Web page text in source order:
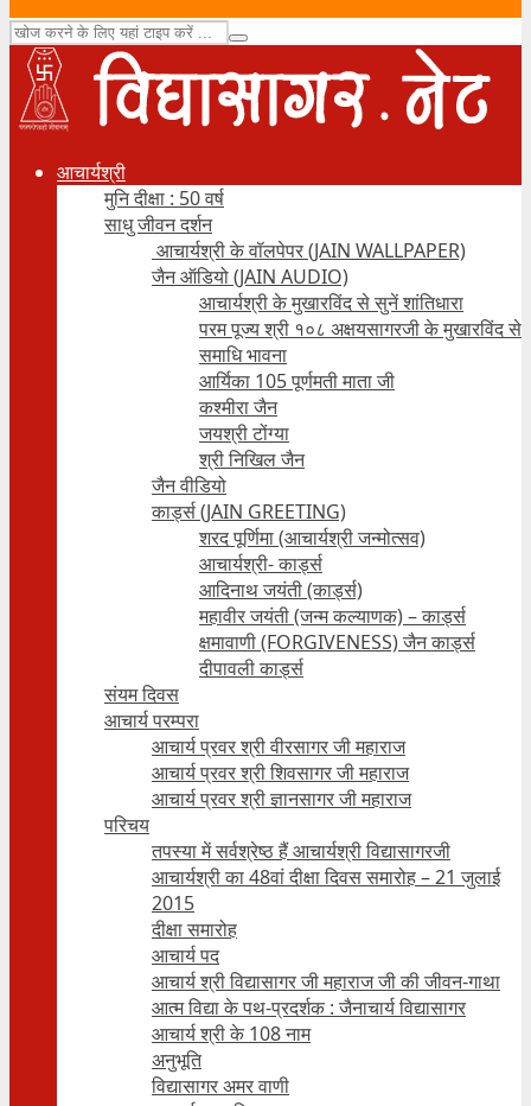
आचार्यश्री
मुनि दीक्षा : 50 वर्ष
साधु जीवन दर्शन
आचार्यश्री के वॉलपेपर (JAIN WALLPAPER)
जैन ऑडियो (JAIN AUDIO)
आचार्यश्री के मुखारविंद से सुनें शांतिधारा
परम पूज्य श्री १०८ अक्षयसागरजी के मुखारविंद से
समाधि भावना
आर्यिका 105 पूर्णमती माता जी
कश्मीरा जैन
जयश्री टोंग्या
श्री निखिल जैन
जैन वीडियो
कार्ड्स (JAIN GREETING)
शरद पूर्णिमा (आचार्यश्री जन्मोत्सव)
आचार्यश्री- कार्ड्स
आदिनाथ जयंती (कार्ड्स)
महावीर जयंती (जन्म कल्याणक) – कार्ड्स
क्षमावाणी (FORGIVENESS) जैन कार्ड्स
दीपावली कार्ड्स
संयम दिवस
आचार्य परम्परा
आचार्य प्रवर श्री वीरसागर जी महाराज
आचार्य प्रवर श्री शिवसागर जी महाराज
आचार्य प्रवर श्री ज्ञानसागर जी महाराज
परिचय
तपस्या में सर्वश्रेष्ठ हैं आचार्यश्री विद्यासागरजी
आचार्यश्री का 48वां दीक्षा दिवस समारोह – 21 जुलाई
2015
दीक्षा समारोह
आचार्य पद
आचार्य श्री विद्यासागर जी महाराज जी की जीवन-गाथा
आत्म विद्या के पथ-प्रदर्शक : जैनाचार्य विद्यासागर
आचार्य श्री के 108 नाम
अनुभूति
विद्यासागर अमर वाणी